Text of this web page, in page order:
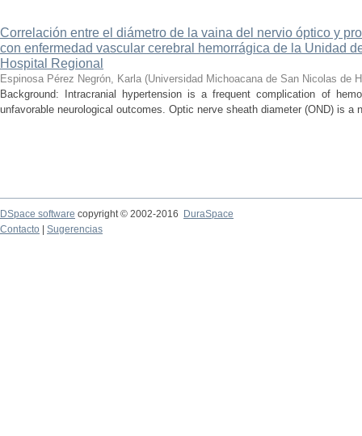
Correlación entre el diámetro de la vaina del nervio óptico y
con enfermedad vascular cerebral hemorrágica de la Unidad
Hospital Regional
Espinosa Pérez Negrón, Karla (Universidad Michoacana de San Nicolas de
Background: Intracranial hypertension is a frequent complication of
unfavorable neurological outcomes. Optic nerve sheath diameter (OND) is a
DSpace software copyright © 2002-2016
DuraSpace
Contacto
Sugerencias